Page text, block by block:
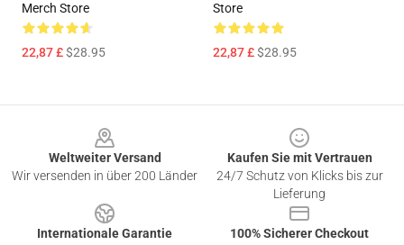
Merch Store
22,87 £$28.95
Store
22,87 £$28.95
Weltweiter Versand
Wir versenden in über 200 Länder
Kaufen Sie mit Vertrauen
24/7 Schutz von Klicks bis zur
Lieferung
Internationale Garantie
100% Sicherer Checkout